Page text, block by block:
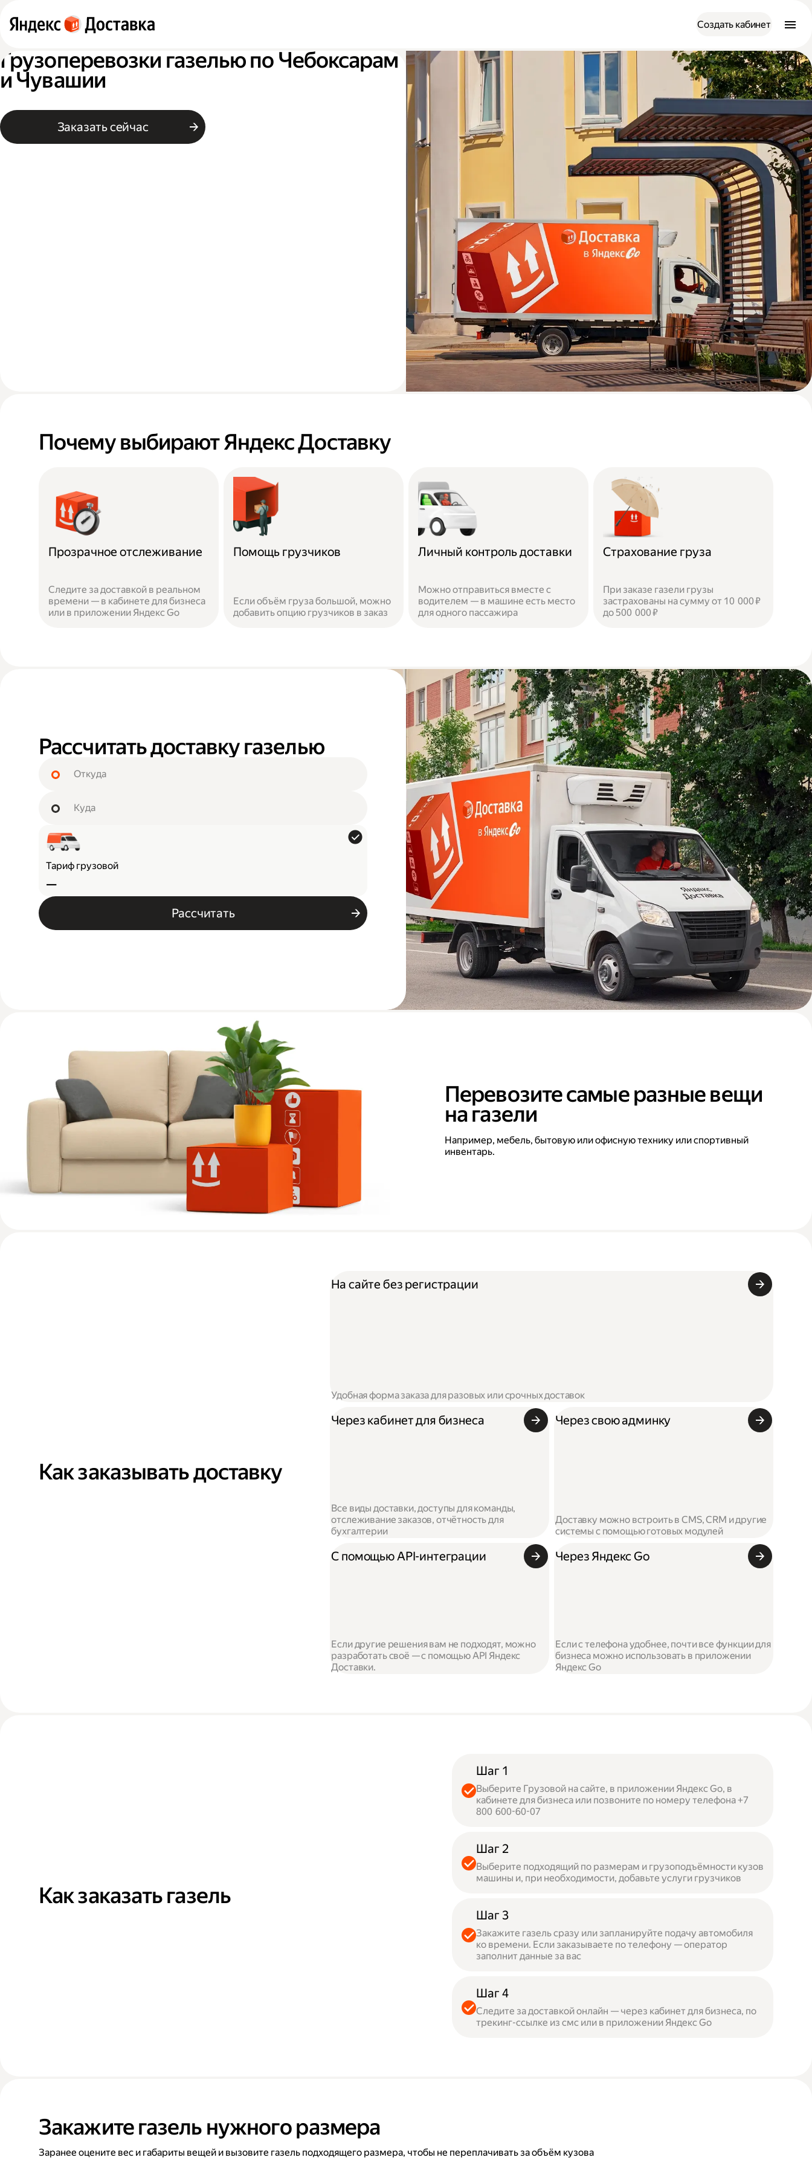
Создать кабинет
Грузоперевозки газелью по Чебоксарам
и Чувашии
Заказать сейчас
Почему выбирают Яндекс Доставку
Прозрачное отслеживание
Следите за доставкой в реальном
времени — в кабинете для бизнеса
или в приложении Яндекс Go
Помощь грузчиков
Если объём груза большой, можно
добавить опцию грузчиков в заказ
Личный контроль доставки
Можно отправиться вместе с
водителем — в машине есть место
для одного пассажира
Страхование груза
При заказе газели грузы
застрахованы на сумму от 10 000 ₽
до 500 000 ₽
Рассчитать доставку газелью
Тариф грузовой
—
Рассчитать
Перевозите самые разные вещи
на газели
Например, мебель, бытовую или офисную технику или спортивный
инвентарь.
Как заказывать доставку
На сайте без регистрации
Удобная форма заказа для разовых или срочных доставок
Через кабинет для бизнеса
Все виды доставки, доступы для команды,
отслеживание заказов, отчётность для
бухгалтерии
Через свою админку
Доставку можно встроить в CMS, CRM и другие
системы с помощью готовых модулей
С помощью API-интеграции
Если другие решения вам не подходят, можно
разработать своё — с помощью API Яндекс
Доставки.
Через Яндекс Go
Если с телефона удобнее, почти все функции для
бизнеса можно использовать в приложении
Яндекс Go
Как заказать газель
Шаг 1
Выберите Грузовой на сайте, в приложении Яндекс Go, в
кабинете для бизнеса или позвоните по номеру телефона +7
800 600-60-07
Шаг 2
Выберите подходящий по размерам и грузоподъёмности кузов
машины и, при необходимости, добавьте услуги грузчиков
Шаг 3
Закажите газель сразу или запланируйте подачу автомобиля
ко времени. Если заказываете по телефону — оператор
заполнит данные за вас
Шаг 4
Следите за доставкой онлайн — через кабинет для бизнеса, по
трекинг-ссылке из смс или в приложении Яндекс Go
Закажите газель нужного размера
Заранее оцените вес и габариты вещей и вызовите газель подходящего размера, чтобы не переплачивать за объём кузова